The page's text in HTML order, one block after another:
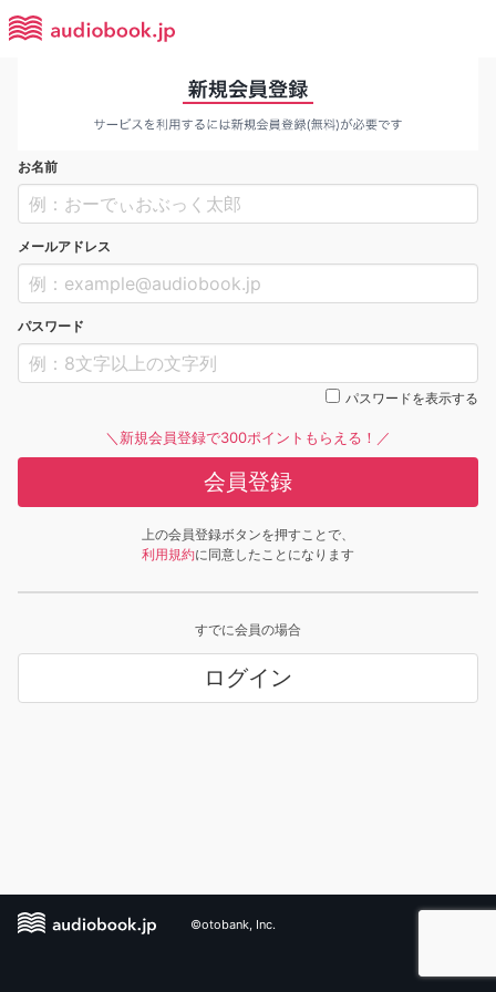
お名前
メールアドレス
パスワード
パスワードを表示する
＼新規会員登録で300ポイントもらえる！／
会員登録
上の会員登録ボタンを押すことで、
利用規約に同意したことになります
すでに会員の場合
ログイン
©otobank, Inc.